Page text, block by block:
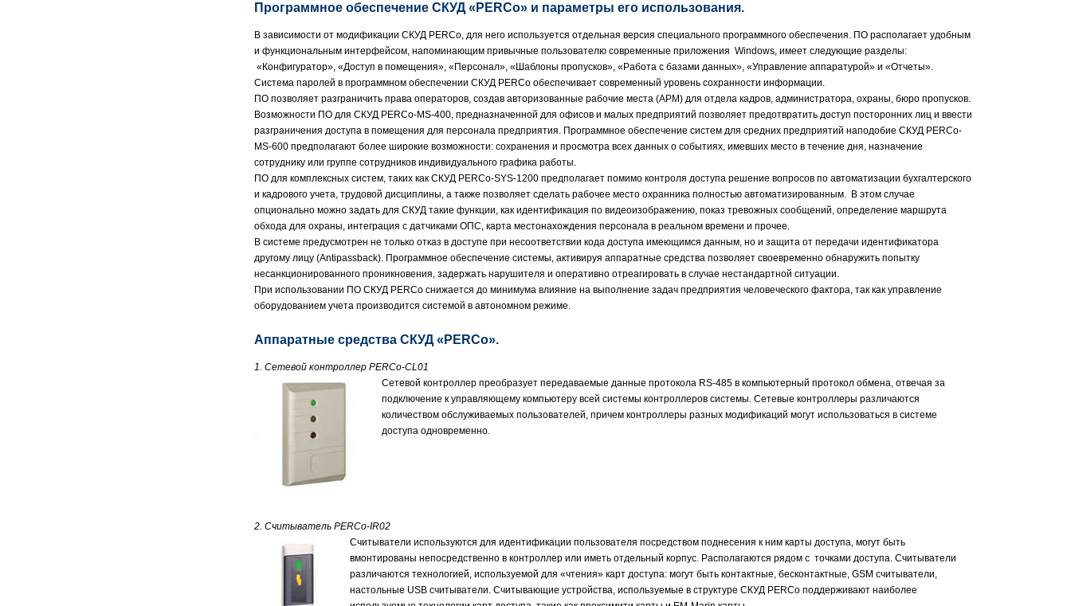
Программное обеспечение СКУД «PERCo» и параметры его использования.
В зависимости от модификации СКУД PERCo, для него используется отдельная версия специального программного обеспечения. ПО располагает удобным
и функциональным интерфейсом, напоминающим привычные пользователю современные приложения Windows, имеет следующие разделы:
«Конфигуратор», «Доступ в помещения», «Персонал», «Шаблоны пропусков», «Работа с базами данных», «Управление аппаратурой» и «Отчеты».
Система паролей в программном обеспечении СКУД PERCo обеспечивает современный уровень сохранности информации.
ПО позволяет разграничить права операторов, создав авторизованные рабочие места (АРМ) для отдела кадров, администратора, охраны, бюро пропусков.
Возможности ПО для СКУД PERCo-MS-400, предназначенной для офисов и малых предприятий позволяет предотвратить доступ посторонних лиц и ввести
разграничения доступа в помещения для персонала предприятия. Программное обеспечение систем для средних предприятий наподобие СКУД PERCo-
MS-600 предполагают более широкие возможности: сохранения и просмотра всех данных о событиях, имевших место в течение дня, назначение
сотруднику или группе сотрудников индивидуального графика работы.
ПО для комплексных систем, таких как СКУД PERCo-SYS-1200 предполагает помимо контроля доступа решение вопросов по автоматизации бухгалтерского
и кадрового учета, трудовой дисциплины, а также позволяет сделать рабочее место охранника полностью автоматизированным. В этом случае
опционально можно задать для СКУД такие функции, как идентификация по видеоизображению, показ тревожных сообщений, определение маршрута
обхода для охраны, интеграция с датчиками ОПС, карта местонахождения персонала в реальном времени и прочее.
В системе предусмотрен не только отказ в доступе при несоответствии кода доступа имеющимся данным, но и защита от передачи идентификатора
другому лицу (Antipassback). Программное обеспечение системы, активируя аппаратные средства позволяет своевременно обнаружить попытку
несанкционированного проникновения, задержать нарушителя и оперативно отреагировать в случае нестандартной ситуации.
При использовании ПО СКУД PERCo снижается до минимума влияние на выполнение задач предприятия человеческого фактора, так как управление
оборудованием учета производится системой в автономном режиме.
Аппаратные средства СКУД «PERCo».
1. Сетевой контроллер PERCo-CL01
Сетевой контроллер преобразует передаваемые данные протокола RS-485 в компьютерный протокол обмена, отвечая за
подключение к управляющему компьютеру всей системы контроллеров системы. Сетевые контроллеры различаются
количеством обслуживаемых пользователей, причем контроллеры разных модификаций могут использоваться в системе
доступа одновременно.
2. Считыватель PERCo-IR02
Считыватели используются для идентификации пользователя посредством поднесения к ним карты доступа, могут быть
вмонтированы непосредственно в контроллер или иметь отдельный корпус. Располагаются рядом с точками доступа. Считыватели
различаются технологией, используемой для «чтения» карт доступа: могут быть контактные, бесконтактные, GSM считыватели,
настольные USB считыватели. Считывающие устройства, используемые в структуре СКУД PERCo поддерживают наиболее